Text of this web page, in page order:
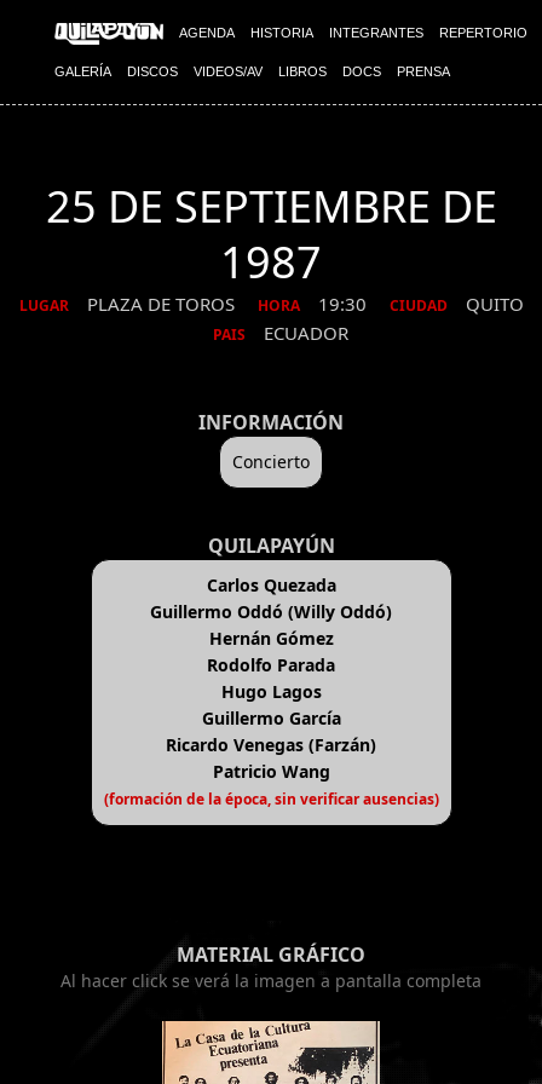
AGENDA HISTORIA INTEGRANTES REPERTORIO
GALERÍA DISCOS VIDEOS/AV LIBROS DOCS PRENSA
25 DE SEPTIEMBRE DE
1987
LUGAR PLAZA DE TOROS HORA 19:30 CIUDAD QUITO
PAIS ECUADOR
INFORMACIÓN
Concierto
QUILAPAYÚN
Carlos Quezada
Guillermo Oddó (Willy Oddó)
Hernán Gómez
Rodolfo Parada
Hugo Lagos
Guillermo García
Ricardo Venegas (Farzán)
Patricio Wang
(formación de la época, sin verificar ausencias)
MATERIAL GRÁFICO
Al hacer click se verá la imagen a pantalla completa